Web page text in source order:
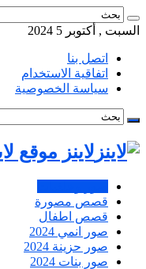
السبت , أكتوبر 5 2024
اتصل بنا
اتفاقية الاستخدام
سياسة الخصوصية
لاينز موقع
قصص مصورة
قصص اطفال
صور انمي 2024
صور حزينة 2024
صور بنات 2024